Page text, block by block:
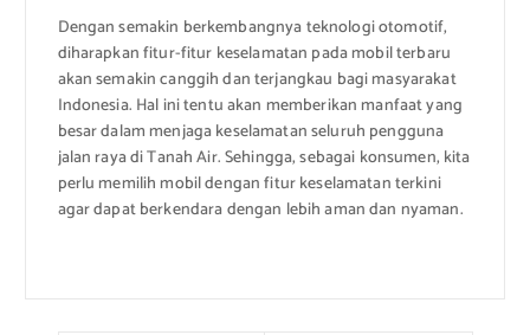
Dengan semakin berkembangnya teknologi otomotif,
diharapkan fitur-fitur keselamatan pada mobil terbaru
akan semakin canggih dan terjangkau bagi masyarakat
Indonesia. Hal ini tentu akan memberikan manfaat yang
besar dalam menjaga keselamatan seluruh pengguna
jalan raya di Tanah Air. Sehingga, sebagai konsumen, kita
perlu memilih mobil dengan fitur keselamatan terkini
agar dapat berkendara dengan lebih aman dan nyaman.